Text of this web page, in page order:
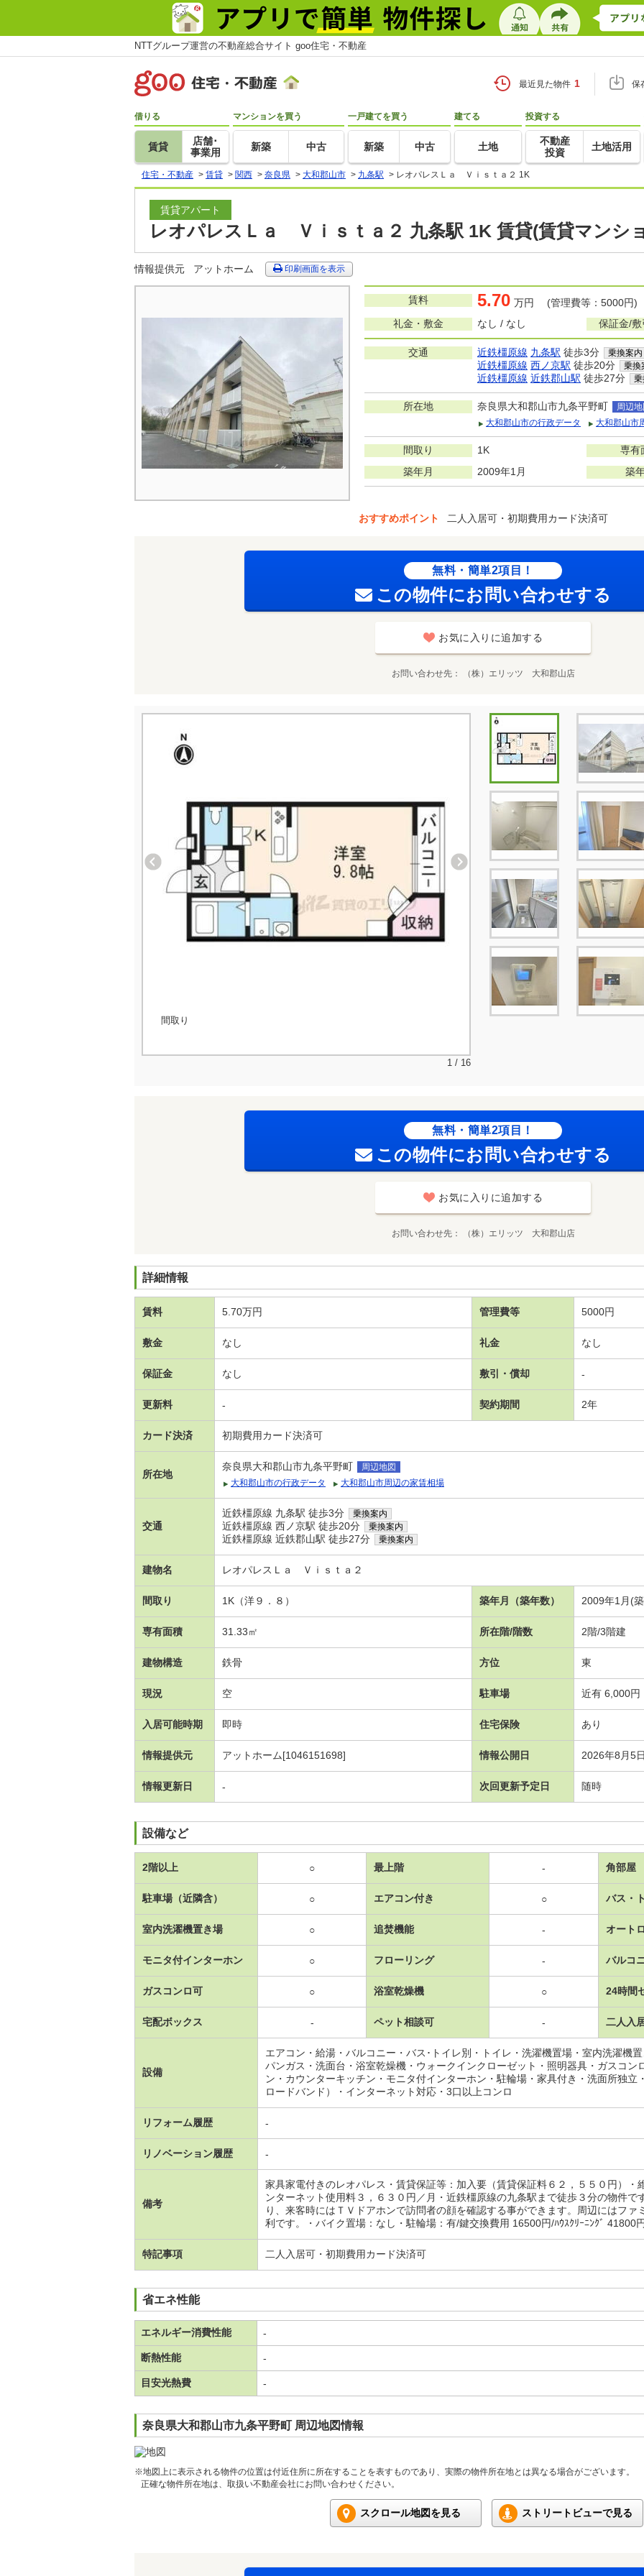
NTTグループ運営の不動産総合サイト goo住宅・不動産
最近見た物件 1 保
借りる
賃貸
店舗･
事業用
マンションを買う
新築 中古
一戸建てを買う
新築 中古
建てる
土地
投資する
不動産
投資
土地活用
住宅・不動産 > 賃貸 > 関西 > 奈良県 > 大和郡山市 > 九条駅 > レオパレスＬａ Ｖｉｓｔａ２ 1K
賃貸アパート
レオパレスＬａ Ｖｉｓｔａ２ 九条駅 1K 賃貸(賃貸マンシ
情報提供元 アットホーム 印刷画面を表示
賃料 5.70 万円 (管理費等：5000円)
礼金・敷金
なし / なし 保証金/
交通 近鉄橿原線 九条駅 徒歩3分 乗換案内
近鉄橿原線 西ノ京駅 徒歩20分 乗換
近鉄橿原線 近鉄郡山駅 徒歩27分 乗
所在地 奈良県大和郡山市九条平野町
周辺地
大和郡山市の行政データ
大和郡山市
間取り 1K 専有
築年月 2009年1月 築
おすすめポイント 二人入居可・初期費用カード決済可
無料・簡単2項目！
この物件にお問い合わせする
お気に入りに追加する
お問い合わせ先 （株）エリッツ 大和郡山店
間取り
1 / 16
無料・簡単2項目！
この物件にお問い合わせする
お気に入りに追加する
お問い合わせ先 （株）エリッツ 大和郡山店
詳細情報
賃料 5.70万円 管理費等 5000円
敷金 なし 礼金 なし
保証金 なし 敷引・償却 -
更新料 - 契約期間 2年
カード決済 初期費用カード決済可
所在地
奈良県大和郡山市九条平野町
周辺地図
大和郡山市の行政データ
大和郡山市周辺の家賃相場
交通
近鉄橿原線 九条駅 徒歩3分 乗換案内
近鉄橿原線 西ノ京駅 徒歩20分 乗換案内
近鉄橿原線 近鉄郡山駅 徒歩27分 乗換案内
建物名 レオパレスＬａ Ｖｉｓｔａ２
間取り 1K（洋９．８） 築年月（築年数） 2009年1月(
専有面積 31.33㎡ 所在階/階数 2階/3階建
建物構造 鉄骨 方位 東
現況 空 駐車場 近有 6,000円
入居可能時期 即時 住宅保険 あり
情報提供元 アットホーム[1046151698] 情報公開日 2026年8月5日
情報更新日 - 次回更新予定日 随時
設備など
2階以上 ○ 最上階 - 角部屋
駐車場（近隣含） ○ エアコン付き ○ バス・
室内洗濯機置き場 ○ 追焚機能 - オート
モニタ付インターホン ○ フローリング - バルコ
ガスコンロ可 ○ 浴室乾燥機 ○ 24時間
宅配ボックス - ペット相談可 - 二人入
設備
エアコン・給湯・バルコニー・バス･トイレ別・トイレ・洗濯機置場・室内洗濯機
パンガス・洗面台・浴室乾燥機・ウォークインクローゼット・照明器具・ガスコン
ン・カウンターキッチン・モニタ付インターホン・駐輪場・家具付き・洗面所独
ロードバンド）・インターネット対応・3口以上コンロ
リフォーム履歴 -
リノベーション履歴 -
備考
家具家電付きのレオパレス・賃貸保証等：加入要（賃貸保証料６２，５５０円）・
ンターネット使用料３，６３０円／月・近鉄橿原線の九条駅まで徒歩３分の物件で
り、来客時にはＴＶドアホンで訪問者の顔を確認する事ができます。周辺にはフ
利です。・バイク置場：なし・駐輪場：有/鍵交換費用 16500円/ﾊｳｽｸﾘｰﾆﾝｸﾞ 41800
特記事項 二人入居可・初期費用カード決済可
省エネ性能
エネルギー消費性能 -
断熱性能 -
目安光熱費 -
奈良県大和郡山市九条平野町 周辺地図情報
※地図上に表示される物件の位置は付近住所に所在することを表すものであり、実際の物件所在地とは異なる場合がございます。
正確な物件所在地は、取扱い不動産会社にお問い合わせください。
スクロール地図を見る ストリートビューで見る